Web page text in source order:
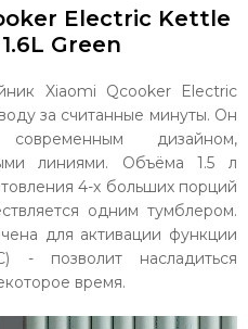
Electric Kettle
1.6L Green
Xiaomi Qcooker Electric
за считанные минуты. Он
дизайном,
линиями. Объёма 1.5 л
4-х больших порций
одним тумблером.
для активации функции
- позволит насладиться
время.